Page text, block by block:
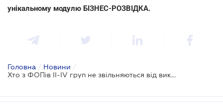
унікальному модулю БІЗНЕС-РОЗВІДКА.
Головна / Новини /
Хто з ФОПів ІІ-ІV груп не звільняються від використання РРО у 2021 році